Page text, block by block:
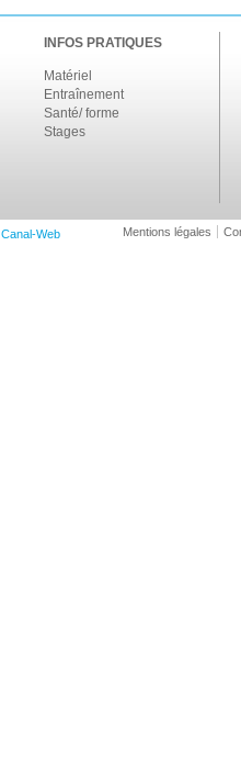
INFOS PRATIQUES
Matériel
Entraînement
Santé/ forme
Stages
Canal-Web Mentions légales